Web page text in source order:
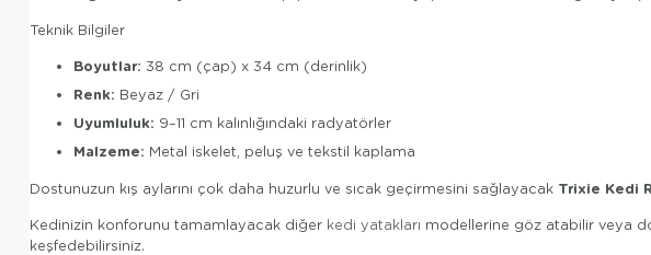
Teknik Bilgiler
Boyutlar: 38 cm (çap) x 34 cm (derinlik)
Renk: Beyaz / Gri
Uyumluluk: 9–11 cm kalınlığındaki radyatörler
Malzeme: Metal iskelet, peluş ve tekstil kaplama
Dostunuzun kış aylarını çok daha huzurlu ve sıcak geçirmesini sağlayacak Trixie Kedi
Kedinizin konforunu tamamlayacak diğer kedi yatakları modellerine göz atabilir veya
keşfedebilirsiniz.